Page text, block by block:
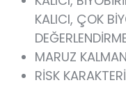
KALICI, ÇOK
MARUZ
RİSK